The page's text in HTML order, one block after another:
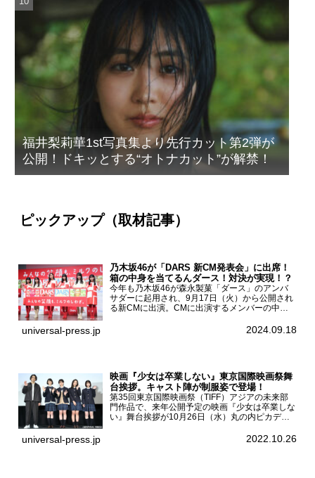
福井梨莉華1st写真集より先行カット第2弾が
公開！ドキッとする“オトナカット”が解禁！
ピックアップ（取材記事）
乃木坂46が「DARS 新CM発表会」に出席！
箱の中身を当てるんダース！対決が実現！？
今年も乃木坂46が森永製菓「ダース」のアンバ
サダーに起用され、9月17日（火）から公開され
る新CMに出演。CMに出演するメンバーの中か
一ノ瀬美空、菅原咲月が都内にて開催された
universal-press.jp 2024.09.18
映画『少女は卒業しない』東京国際映画祭舞
台挨拶。キャスト陣が制服姿で登場！
第35回東京国際映画祭（TIFF）アジアの未来部
門作品で、来年公開予定の映画『少女は卒業しな
い』舞台挨拶が10月26日（水）丸の内ピカデリ
宮山莉渚、中井友望、監督の中川駿が登壇。映画
universal-press.jp 2022.10.26